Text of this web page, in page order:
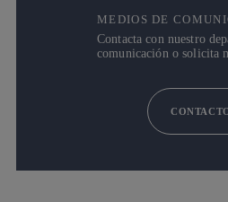
MEDIOS DE
Contacta con nuestro
comunicación o solicita